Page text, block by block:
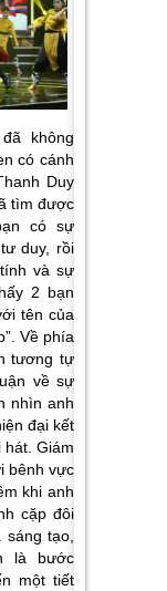
không
có cánh
Duy
tìm được
có sự
duy, rồi
và sự
2 bạn
tên của
. Về phía
tương tự
về sự
nhìn anh
đại kết
Giám
bênh vực
khi anh
cặp đôi
tạo,
là bước
một tiết